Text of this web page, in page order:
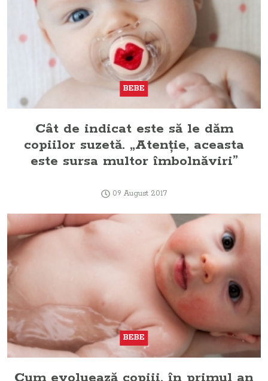
BEBE
Cât de indicat este să le dăm
copiilor suzetă. „Atenţie, aceasta
este sursa multor îmbolnăviri”
09 August 2017
BEBE